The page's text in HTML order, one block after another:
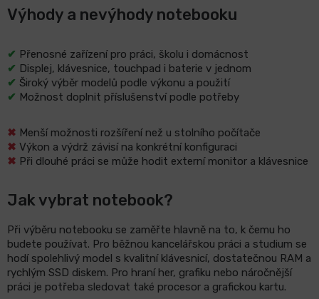
Výhody a nevýhody notebooku
✔ Přenosné zařízení pro práci, školu i domácnost
✔ Displej, klávesnice, touchpad i baterie v jednom
✔ Široký výběr modelů podle výkonu a použití
✔ Možnost doplnit příslušenství podle potřeby
✖ Menší možnosti rozšíření než u stolního počítače
✖ Výkon a výdrž závisí na konkrétní konfiguraci
✖ Při dlouhé práci se může hodit externí monitor a klávesnice
Jak vybrat notebook?
Při výběru notebooku se zaměřte hlavně na to, k čemu ho
budete používat. Pro běžnou kancelářskou práci a studium se
hodí spolehlivý model s kvalitní klávesnicí, dostatečnou RAM a
rychlým SSD diskem. Pro hraní her, grafiku nebo náročnější
práci je potřeba sledovat také procesor a grafickou kartu.